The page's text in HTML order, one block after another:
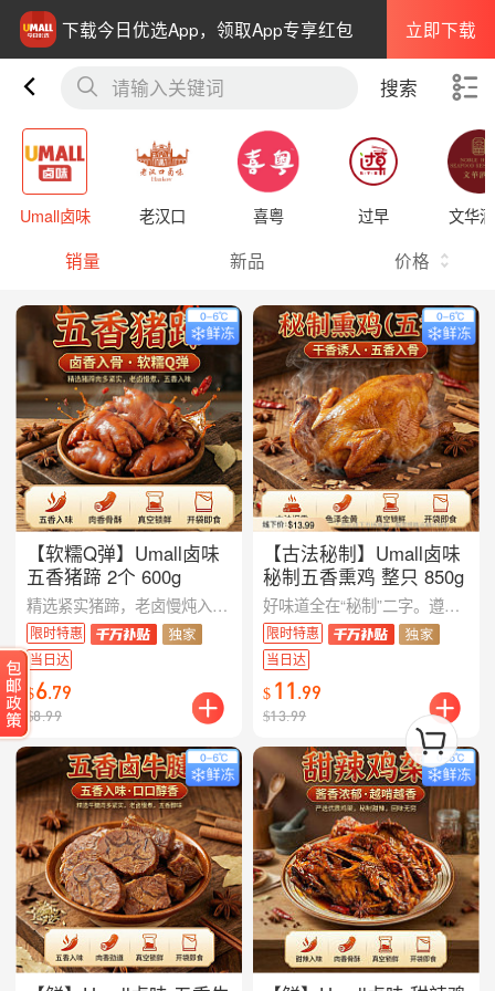
下载今日优选App，领取App专享红包 立即下载
请输入关键词 搜索
Umall卤味 老汉口 喜粤 过早 文华
销量 新品 价格
【软糯Q弹】Umall卤味
五香猪蹄 2个 600g
精选紧实猪蹄，老卤慢炖入味，香气浓郁持久。皮质软糯 Q 弹，肉质滑嫩入骨，满满胶原蛋白。真空包装锁住原汁原味，撕开即食。无论是深夜零食还是下酒佐餐，这两只大猪蹄都能满足你的胃！
限时特惠
当日达
$6.79
$8.99
【古法秘制】Umall卤味
秘制五香熏鸡 整只 850g
好味道全在“秘制”二字。遵循古法慢火熏制，让每一寸肌理都吃透卤汁与烟熏香。不仅色泽金黄，更做到了肉香浓郁、久吃不腻。850g整只大鸡，不仅是餐桌上的硬菜，更是对传统手艺的致敬。这口秘制浓香，吃过才知不同！
限时特惠
当日达
$ 11.99
$13.99